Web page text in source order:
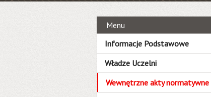
Menu
Informacje Podstawowe
Władze Uczelni
Wewnętrzne akty normatywne